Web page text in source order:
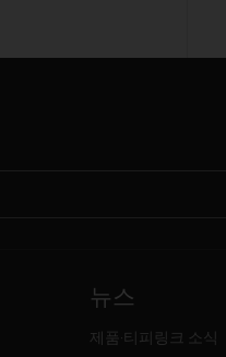
뉴스
제품·티피링크 소식